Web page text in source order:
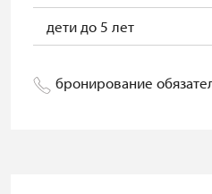
дети до 5 лет
бронирование